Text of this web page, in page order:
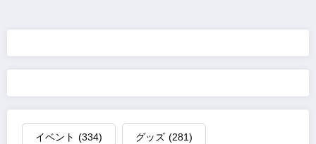
イベント (334) グッズ (281)